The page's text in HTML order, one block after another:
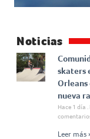
Noticias
skaters
Orleans
nueva
Hace 1 día
Leer más